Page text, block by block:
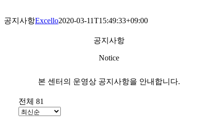
공지사항Excello2020-03-11T15:49:33+09:00
공지사항
Notice
본 센터의 운영상 공지사항을 안내합니다.
전체 81